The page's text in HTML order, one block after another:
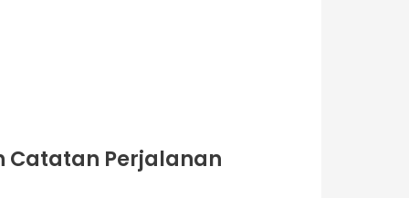
Catatan Perjalanan